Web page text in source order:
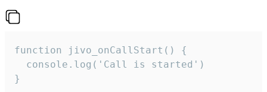
function jivo_onCallStart() {
  console.log('Call is started')
}